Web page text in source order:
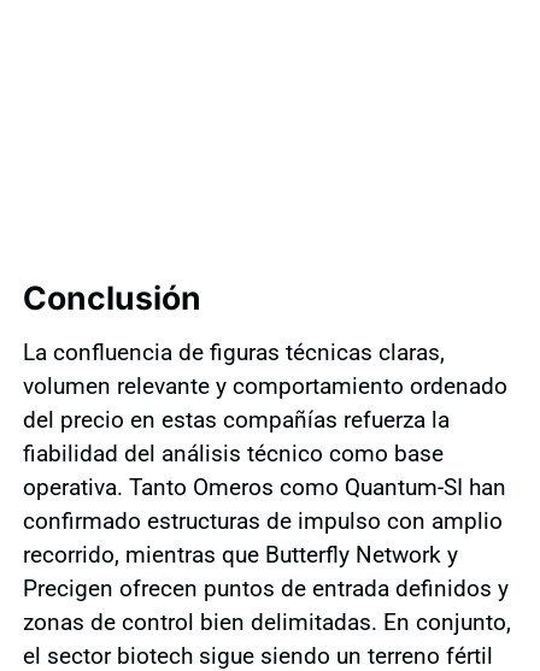
Conclusión
La confluencia de figuras técnicas claras,
volumen relevante y comportamiento ordenado
del precio en estas compañías refuerza la
fiabilidad del análisis técnico como base
operativa. Tanto Omeros como Quantum-SI han
confirmado estructuras de impulso con amplio
recorrido, mientras que Butterfly Network y
Precigen ofrecen puntos de entrada definidos y
zonas de control bien delimitadas. En conjunto,
el sector biotech sigue siendo un terreno fértil